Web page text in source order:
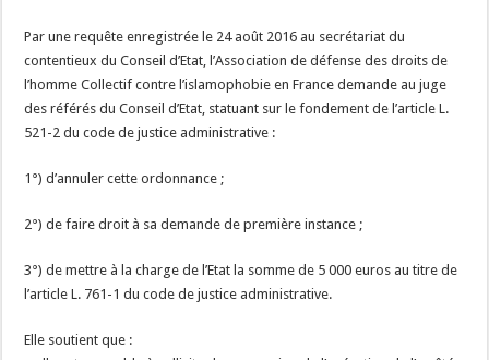
Par une requête enregistrée le 24 août 2016 au secrétariat du
contentieux du Conseil d’Etat, l’Association de défense des droits de
l’homme Collectif contre l’islamophobie en France demande au juge
des référés du Conseil d’Etat, statuant sur le fondement de l’article L.
521-2 du code de justice administrative :
1°) d’annuler cette ordonnance ;
2°) de faire droit à sa demande de première instance ;
3°) de mettre à la charge de l’Etat la somme de 5 000 euros au titre de
l’article L. 761-1 du code de justice administrative.
Elle soutient que :